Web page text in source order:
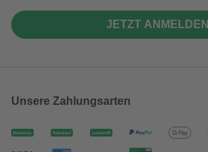
JETZT ANMELDEN
Unsere Zahlungsarten